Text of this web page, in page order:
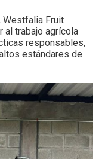
Westfalia Fruit
al trabajo agrícola
responsables,
estándares de